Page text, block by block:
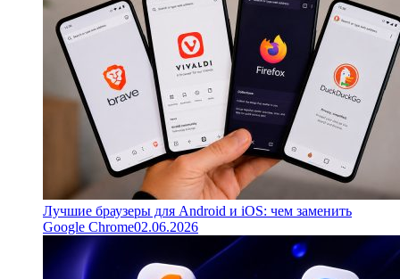
Лучшие браузеры для Android и iOS: чем заменить
Google Chrome02.06.2026